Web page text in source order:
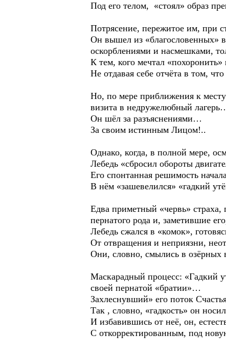
Под его телом, «стоял» образ
Потрясение, пережитое им, при
Он вышел из «благословенных»
оскорблениями и насмешками,
К тем, кого мечтал
Не отдавая себе отчёта в том,
Но, по мере приближения к месту
визита в недружелюбный
Он шёл за разъяснениями…
За своим истинным Лицом!..
Однако, когда, в полной мере,
Лебедь «сбросил обороты
Его спонтанная решимость
В нём «зашевелился» «гадкий
Едва приметный «червь»
пернатого рода и, заметившие
Лебедь сжался в «комок»,
От отвращения и неприязни,
Они, словно, смылись в озёрных
Маскарадный процесс: «Гадкий
своей пернатой «братии»…
Захлеснувший» его поток
Так , словно, «гадкость» он
И избавившись от неё, он,
С откорректированным, под